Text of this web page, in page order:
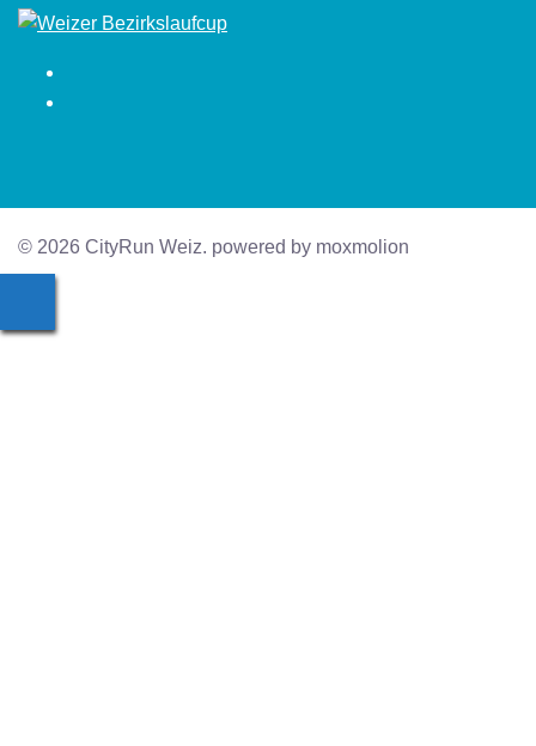
© 2026 CityRun Weiz. powered by moxmolion